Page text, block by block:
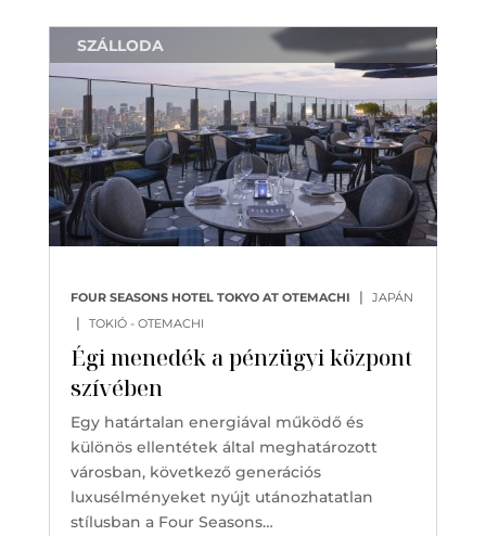
Égi menedék a pénzügyi központ
szívében
FOUR SEASONS HOTEL TOKYO AT OTEMACHI | JAPÁN
| TOKIÓ - OTEMACHI
SZÁLLODA
Egy határtalan energiával működő és
különös ellentétek által meghatározott
városban, következő generációs
luxusélményeket nyújt utánozhatatlan
stílusban a Four Seasons…